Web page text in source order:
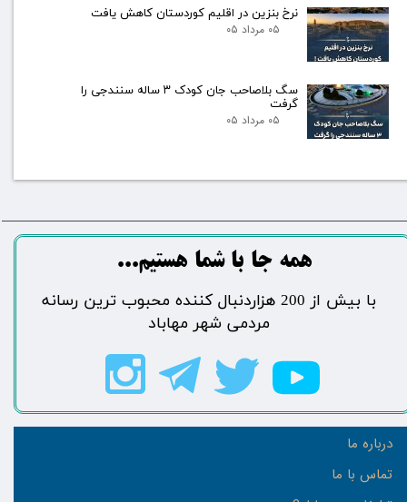
نرخ بنزین در اقلیم کوردستان کاهش یافت
۰۵ مرداد ۰۵
سگ بلاصاحب جان کودک ۳ ساله سنندجی را
گرفت
۰۵ مرداد ۰۵
درباره ما
تماس با ما
​​​همه جا با شما هستیم...​​​​​​​​​​​​​​
​با بیش از 200 هزاردنبال کننده محبوب ترین رسانه
مردمی شهر مهاباد​​​​​​​​​​​​​​